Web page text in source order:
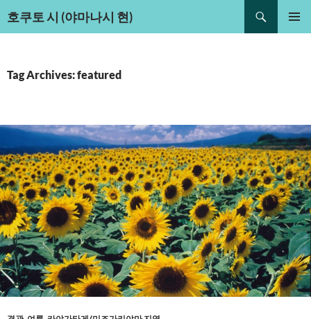
호쿠토 시 (야마나시 현)
Tag Archives: featured